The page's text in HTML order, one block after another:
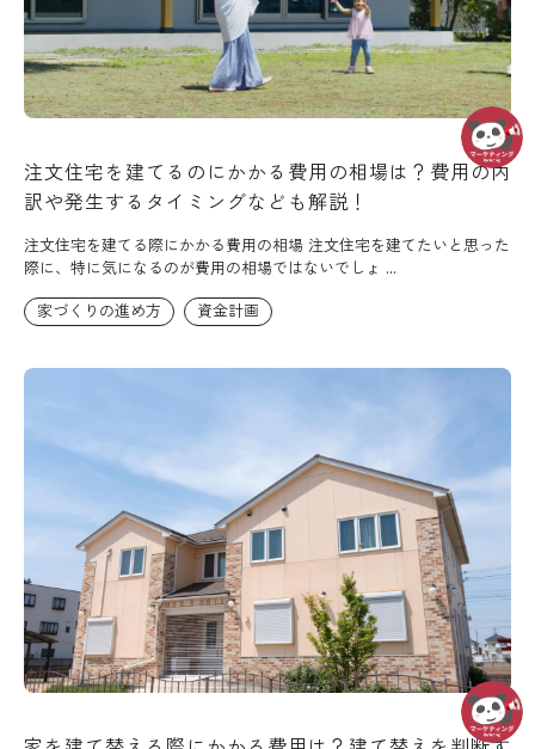
注文住宅を建てるのにかかる費用の相場は？費用の内
訳や発生するタイミングなども解説！
注文住宅を建てる際にかかる費用の相場 注文住宅を建てたいと思った
際に、特に気になるのが費用の相場ではないでしょ ...
家づくりの進め方
資金計画